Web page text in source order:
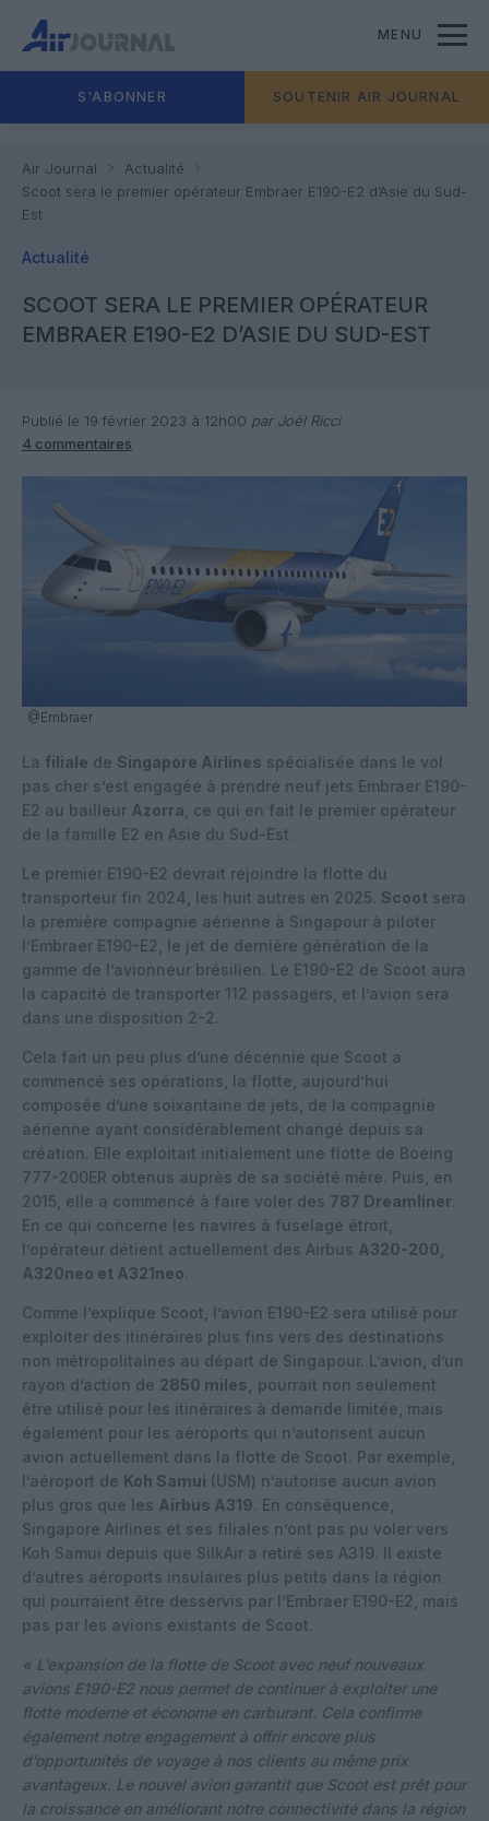
MENU
S'ABONNER SOUTENIR AIR JOURNAL
Air Journal
Actualité
Scoot sera le premier opérateur Embraer E190-E2 d’Asie du Sud-
Est
Actualité
SCOOT SERA LE PREMIER OPÉRATEUR
EMBRAER E190-E2 D’ASIE DU SUD-EST
Publié le 19 février 2023 à 12h00 par Joël Ricci
4 commentaires
@Embraer
La filiale de Singapore Airlines spécialisée dans le vol
pas cher s’est engagée à prendre neuf jets Embraer E190-
E2 au bailleur Azorra , ce qui en fait le premier opérateur
de la famille E2 en Asie du Sud-Est.
Le premier E190-E2 devrait rejoindre la flotte du
transporteur fin 2024, les huit autres en 2025. Scoot sera
la première compagnie aérienne à Singapour à piloter
l’Embraer E190-E2, le jet de dernière génération de la
gamme de l’avionneur brésilien. Le E190-E2 de Scoot aura
la capacité de transporter 112 passagers, et l’avion sera
dans une disposition 2-2.
Cela fait un peu plus d’une décennie que Scoot a
commencé ses opérations, la flotte, aujourd’hui
composée d’une soixantaine de jets, de la compagnie
aérienne ayant considérablement changé depuis sa
création. Elle exploitait initialement une flotte de Boeing
777-200ER obtenus auprès de sa société mère. Puis, en
2015, elle a commencé à faire voler des 787 Dreamliner.
En ce qui concerne les navires à fuselage étroit,
l’opérateur détient actuellement des Airbus A320-200,
A320neo et A321neo.
Comme l’explique Scoot, l’avion E190-E2 sera utilisé pour
exploiter des itinéraires plus fins vers des destinations
non métropolitaines au départ de Singapour. L’avion, d’un
rayon d’action de 2850 miles,
pourrait non seulement
être utilisé pour les itinéraires à demande limitée, mais
également pour les aéroports qui n’autorisent aucun
avion actuellement dans la flotte de Scoot. Par exemple,
l’aéroport de Koh Samui (USM) n’autorise aucun avion
plus gros que les Airbus A319. En conséquence,
Singapore Airlines et ses filiales n’ont pas pu voler vers
Koh Samui depuis que SilkAir a retiré ses A319. Il existe
d’autres aéroports insulaires plus petits dans la région
qui pourraient être desservis par l’Embraer E190-E2, mais
pas par les avions existants de Scoot.
« L’expansion de la flotte de Scoot avec neuf nouveaux
avions E190-E2 nous permet de continuer à exploiter une
flotte moderne et économe en carburant. Cela confirme
également notre engagement à offrir encore plus
d’opportunités de voyage à nos clients au même prix
avantageux. Le nouvel avion garantit que Scoot est prêt pour
la croissance en améliorant notre connectivité dans la région